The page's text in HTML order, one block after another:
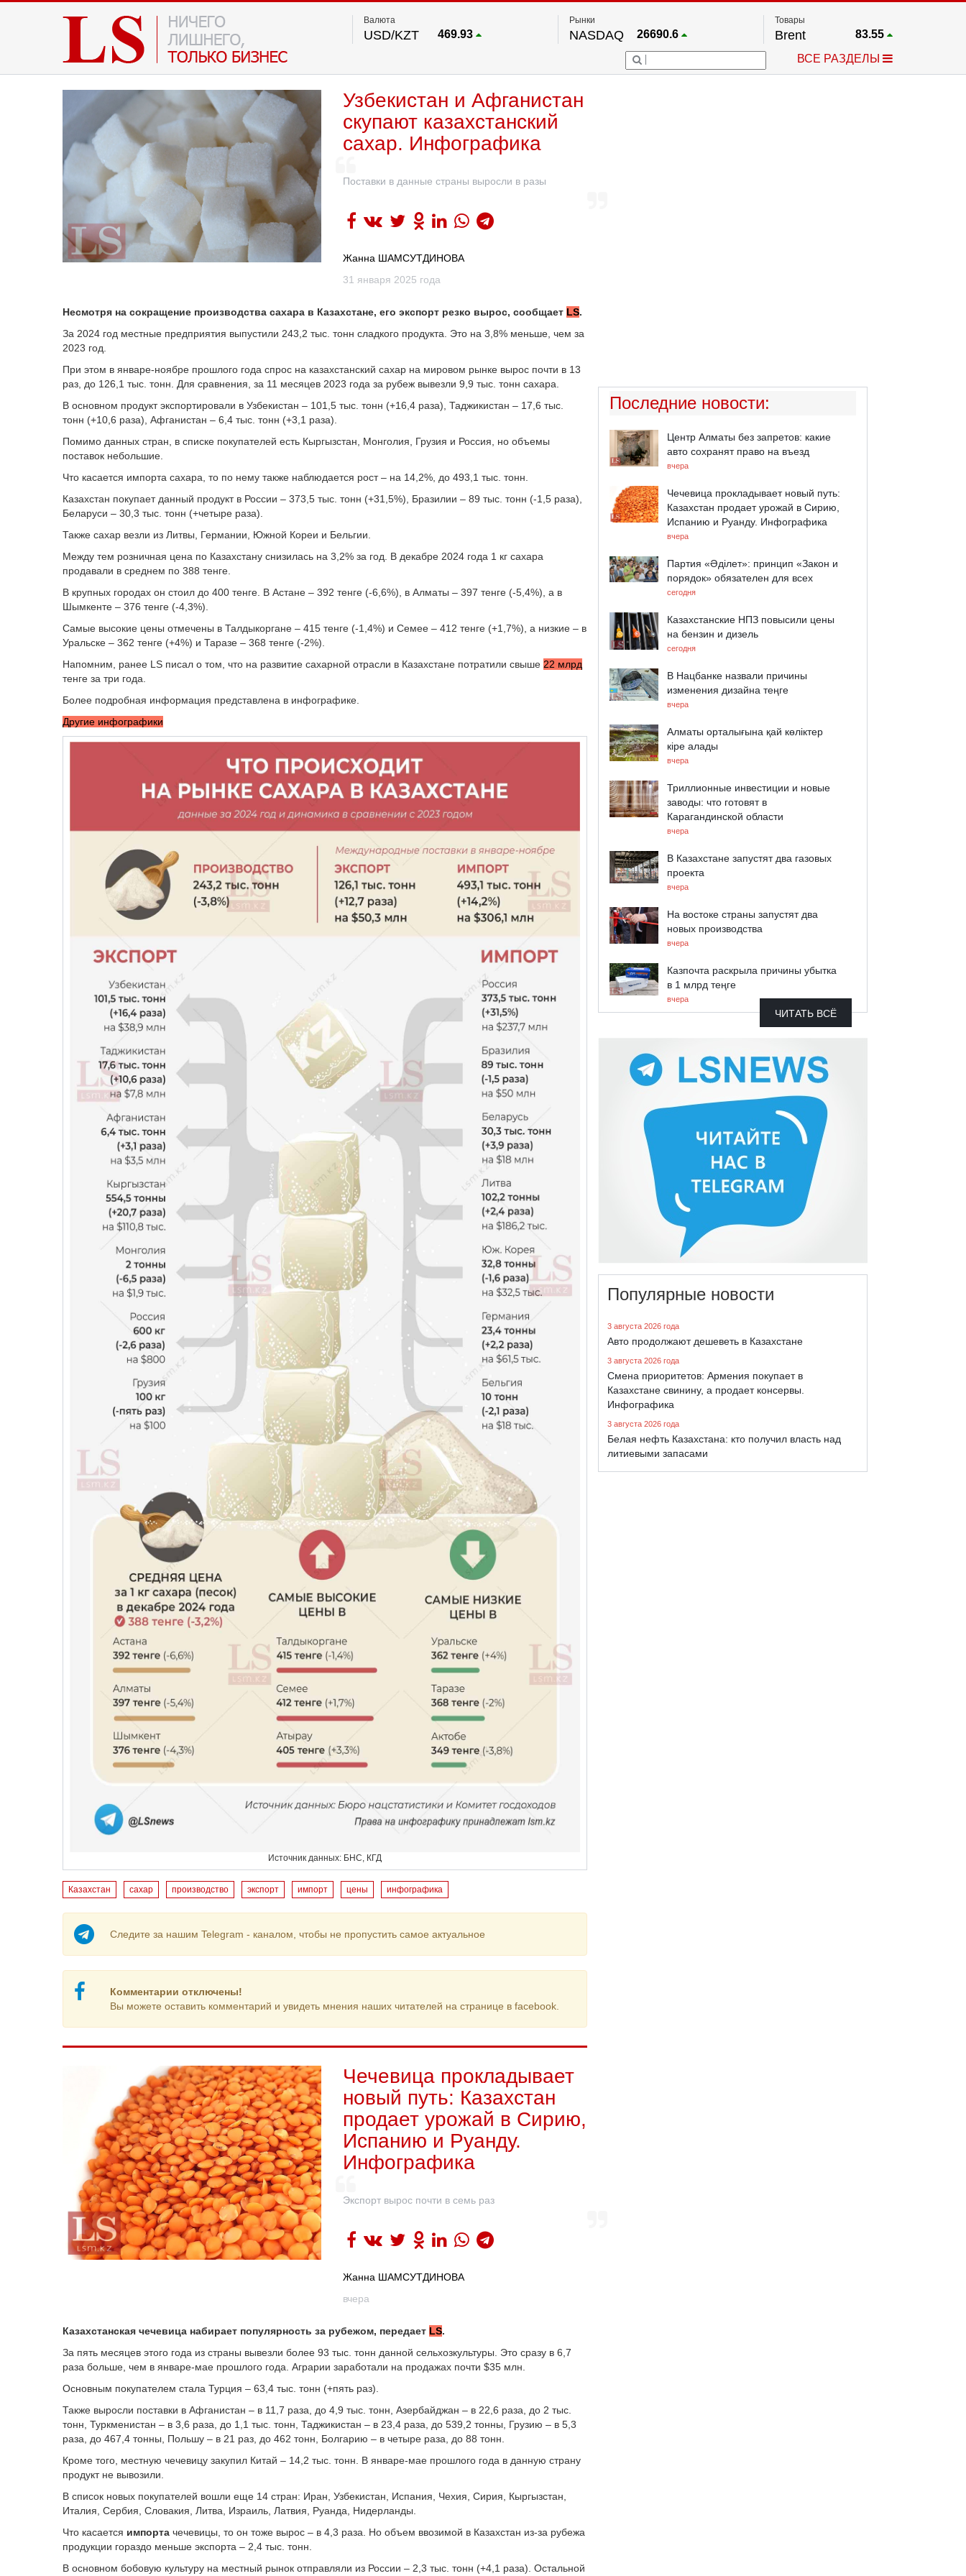
Валюта
USD/KZT 469.93
Рынки
NASDAQ 26690.6
FTSE 100 67.17
54036.9
S&P 500
Товары
Brent 83.55
Платина
2.662
ВСЕ РАЗДЕЛЫ
Узбекистан и Афганистан
скупают казахстанский
сахар. Инфографика
Поставки в данные страны выросли в разы
Жанна ШАМСУТДИНОВА
31 января 2025 года
Несмотря на сокращение производства сахара в Казахстане, его экспорт резко вырос, сообщает LS.
За 2024 год местные предприятия выпустили 243,2 тыс. тонн сладкого продукта. Это на 3,8% меньше, чем за
2023 год.
При этом в январе-ноябре прошлого года спрос на казахстанский сахар на мировом рынке вырос почти в 13
раз, до 126,1 тыс. тонн. Для сравнения, за 11 месяцев 2023 года за рубеж вывезли 9,9 тыс. тонн сахара.
В основном продукт экспортировали в Узбекистан – 101,5 тыс. тонн (+16,4 раза), Таджикистан – 17,6 тыс.
тонн (+10,6 раза), Афганистан – 6,4 тыс. тонн (+3,1 раза).
Помимо данных стран, в списке покупателей есть Кыргызстан, Монголия, Грузия и Россия, но объемы
поставок небольшие.
Что касается импорта сахара, то по нему также наблюдается рост – на 14,2%, до 493,1 тыс. тонн.
Казахстан покупает данный продукт в России – 373,5 тыс. тонн (+31,5%), Бразилии – 89 тыс. тонн (-1,5 раза),
Беларуси – 30,3 тыс. тонн (+четыре раза).
Также сахар везли из Литвы, Германии, Южной Кореи и Бельгии.
Между тем розничная цена по Казахстану снизилась на 3,2% за год. В декабре 2024 года 1 кг сахара
продавали в среднем по 388 тенге.
В крупных городах он стоил до 400 тенге. В Астане – 392 тенге (-6,6%), в Алматы – 397 тенге (-5,4%), а в
Шымкенте – 376 тенге (-4,3%).
Самые высокие цены отмечены в Талдыкоргане – 415 тенге (-1,4%) и Семее – 412 тенге (+1,7%), а низкие – в
Уральске – 362 тенге (+4%) и Таразе – 368 тенге (-2%).
Напомним, ранее LS писал о том, что на развитие сахарной отрасли в Казахстане потратили свыше 22 млрд
тенге за три года.
Более подробная информация представлена в инфографике.
Другие инфографики
Источник данных: БНС, КГД
Казахстан сахар производство экспорт импорт цены инфографика
Следите за нашим Telegram - каналом, чтобы не пропустить самое актуальное
Комментарии отключены!
Вы можете оставить комментарий и увидеть мнения наших читателей на странице в facebook.
Чечевица прокладывает
новый путь: Казахстан
продает урожай в Сирию,
Испанию и Руанду.
Инфографика
Экспорт вырос почти в семь раз
Жанна ШАМСУТДИНОВА
вчера
Казахстанская чечевица набирает популярность за рубежом, передает LS.
За пять месяцев этого года из страны вывезли более 93 тыс. тонн данной сельхозкультуры. Это сразу в 6,7
раза больше, чем в январе-мае прошлого года. Аграрии заработали на продажах почти $35 млн.
Основным покупателем стала Турция – 63,4 тыс. тонн (+пять раз).
Также выросли поставки в Афганистан – в 11,7 раза, до 4,9 тыс. тонн, Азербайджан – в 22,6 раза, до 2 тыс.
тонн, Туркменистан – в 3,6 раза, до 1,1 тыс. тонн, Таджикистан – в 23,4 раза, до 539,2 тонны, Грузию – в 5,3
раза, до 467,4 тонны, Польшу – в 21 раз, до 462 тонн, Болгарию – в четыре раза, до 88 тонн.
Кроме того, местную чечевицу закупил Китай – 14,2 тыс. тонн. В январе-мае прошлого года в данную страну
продукт не вывозили.
В список новых покупателей вошли еще 14 стран: Иран, Узбекистан, Испания, Чехия, Сирия, Кыргызстан,
Италия, Сербия, Словакия, Литва, Израиль, Латвия, Руанда, Нидерланды.
Что касается импорта чечевицы, то он тоже вырос – в 4,3 раза. Но объем ввозимой в Казахстан из-за рубежа
продукции гораздо меньше экспорта – 2,4 тыс. тонн.
В основном бобовую культуру на местный рынок отправляли из России – 2,3 тыс. тонн (+4,1 раза). Остальной
Последние новости:
Центр Алматы без запретов: какие
авто сохранят право на въезд
вчера
Чечевица прокладывает новый путь:
Казахстан продает урожай в Сирию,
Испанию и Руанду. Инфографика
вчера
Партия «Әділет»: принцип «Закон и
порядок» обязателен для всех
сегодня
Казахстанские НПЗ повысили цены
на бензин и дизель
сегодня
В Нацбанке назвали причины
изменения дизайна теңге
вчера
Алматы орталығына қай көліктер
кіре алады
вчера
Триллионные инвестиции и новые
заводы: что готовят в
Карагандинской области
вчера
В Казахстане запустят два газовых
проекта
вчера
На востоке страны запустят два
новых производства
вчера
Казпочта раскрыла причины убытка
в 1 млрд теңге
вчера
ЧИТАТЬ ВСЁ
Популярные новости
3 августа 2026 года
Авто продолжают дешеветь в Казахстане
3 августа 2026 года
Смена приоритетов: Армения покупает в
Казахстане свинину, а продает консервы.
Инфографика
3 августа 2026 года
Белая нефть Казахстана: кто получил власть над
литиевыми запасами